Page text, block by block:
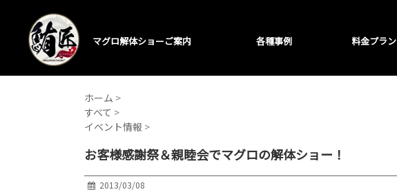
マグロ解体ショーご案内 各種事例 料金プラン
ホーム >
すべて >
イベント情報 >
お客様感謝祭＆親睦会でマグロの解体ショー！
2013/03/08